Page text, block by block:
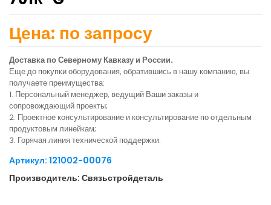
Цена: по запросу
Доставка по Северному Кавказу и России.
Еще до покупки оборудования, обратившись в нашу компанию, вы
получаете преимущества:
1. Персональный менеджер, ведущий Ваши заказы и
сопровождающий проекты;
2. Проектное консультирование и консультирование по отдельным
продуктовым линейкам;
3. Горячая линия технической поддержки.
Артикул: 121002-00076
Производитель: Связьстройдеталь